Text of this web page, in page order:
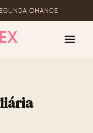
CHANCE